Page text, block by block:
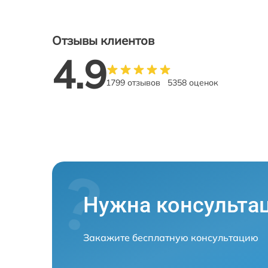
Отзывы клиентов
4.91799 отзывов 5358 оценок
Нужна
Закажите бесплатную консультацию